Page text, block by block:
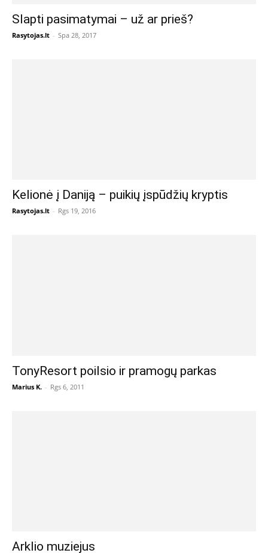
Slapti pasimatymai – už ar prieš?
Rasytojas.lt - Spa 28, 2017
Kelionė į Daniją – puikių įspūdžių kryptis
Rasytojas.lt - Rgs 19, 2016
TonyResort poilsio ir pramogų parkas
Marius K. - Rgs 6, 2011
Arklio muziejus